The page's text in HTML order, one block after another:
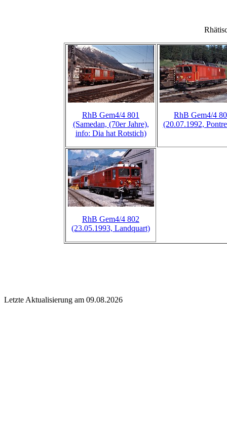
RhB Gem4/4 801
(Samedan, (70er Jahre),
info: Dia hat Rotstich)
RhB Gem4/4
(20.07.1992,
RhB Gem4/4 802
(23.05.1993, Landquart)
Letzte Aktualisierung am 09.08.2026